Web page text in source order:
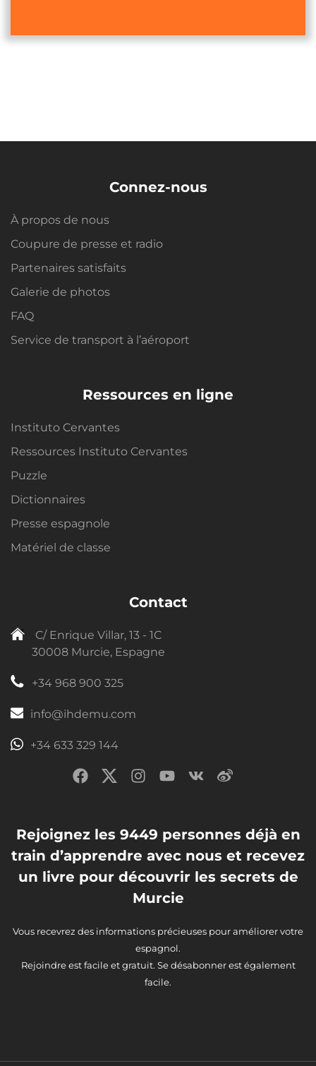
Connez-nous
À propos de nous
Coupure de presse et radio
Partenaires satisfaits
Galerie de photos
FAQ
Service de transport à l’aéroport
Ressources en ligne
Instituto Cervantes
Ressources Instituto Cervantes
Puzzle
Dictionnaires
Presse espagnole
Matériel de classe
Contact
C/ Enrique Villar, 13 - 1C
30008 Murcie, Espagne
+34 968 900 325
info@ihdemu.com
+34 633 329 144
Rejoignez les 9449 personnes déjà en
train d’apprendre avec nous et recevez
un livre pour découvrir les secrets de
Murcie
Vous recevrez des informations précieuses pour améliorer votre
espagnol.
Rejoindre est facile et gratuit. Se désabonner est également
facile.